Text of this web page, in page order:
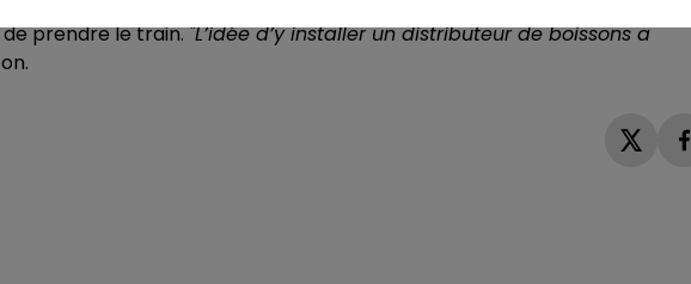
horaires de fonctionnement du guichet, pour améliorer le confort
de prendre le train."L’idée d’y installer un distributeur de boissons a